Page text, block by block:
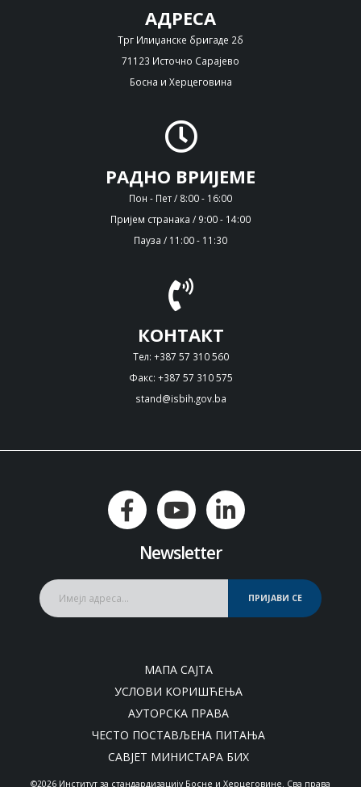
АДРЕСА
Трг Илиџанске бригаде 2б
71123 Источно Сарајево
Босна и Херцеговина
РАДНО ВРИЈЕМЕ
Пон - Пет / 8:00 - 16:00
Пријем странака / 9:00 - 14:00
Пауза / 11:00 - 11:30
КОНТАКТ
Тел: +387 57 310 560
Факс: +387 57 310 575
stand@isbih.gov.ba
Newsletter
ПРИЈАВИ СЕ
МАПА САЈТА
УСЛОВИ КОРИШЋЕЊА
АУТОРСКА ПРАВА
ЧЕСТО ПОСТАВЉЕНА ПИТАЊА
САВЈЕТ МИНИСТАРА БИХ
©2026 Институт за стандардизацију Босне и Херцеговине. Сва права